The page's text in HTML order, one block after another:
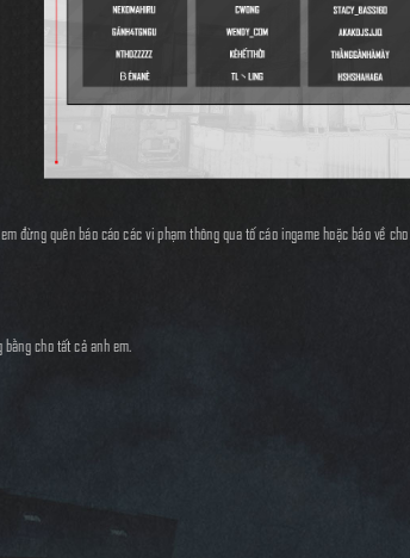
đừng quên báo cáo các vi phạm thông qua tố cáo ingame hoặc báo về
cho tất cả anh em.